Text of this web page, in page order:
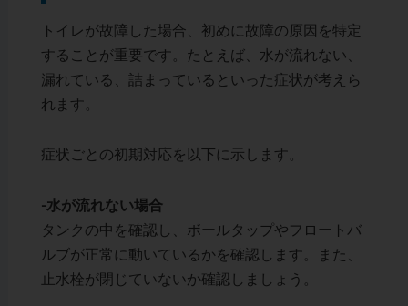
トイレが故障した場合、初めに故障の原因を特定
することが重要です。たとえば、水が流れない、
漏れている、詰まっているといった症状が考えら
れます。
症状ごとの初期対応を以下に示します。
-水が流れない場合
タンクの中を確認し、ボールタップやフロートバ
ルブが正常に動いているかを確認します。また、
止水栓が閉じていないか確認しましょう。